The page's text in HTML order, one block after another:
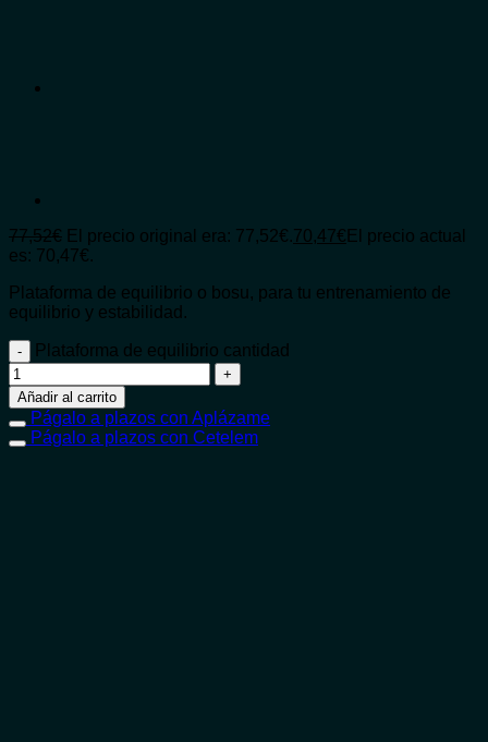
77,52€ El precio original era: 77,52€.70,47€ El precio actual
es: 70,47€.
Plataforma de equilibrio o bosu, para tu entrenamiento de
equilibrio y estabilidad.
Plataforma de equilibrio cantidad
Añadir al carrito
Págalo a plazos con Aplázame
Págalo a plazos con Cetelem